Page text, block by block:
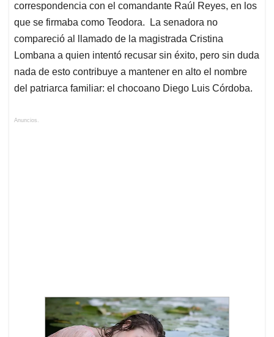
correspondencia con el comandante Raúl Reyes, en los
que se firmaba como Teodora. La senadora no
compareció al llamado de la magistrada Cristina
Lombana a quien intentó recusar sin éxito, pero sin duda
nada de esto contribuye a mantener en alto el nombre
del patriarca familiar: el chocoano Diego Luis Córdoba.
Anuncios.